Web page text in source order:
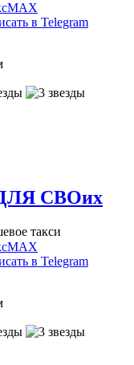
MAX
СВОих
такси
MAX